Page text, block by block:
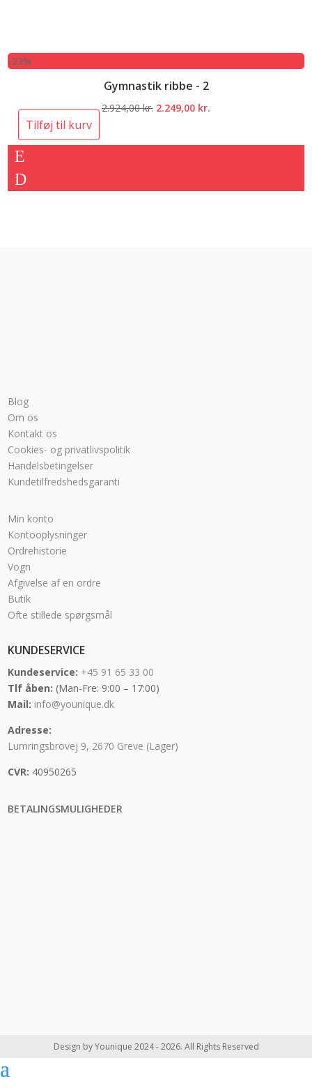
-23%
Gymnastik ribbe - 2
2.924,00kr. Den
2.249,00 kr.
Tilføj til kurv
Blog
Om os
Kontakt os
Cookies- og privatlivspolitik
Handelsbetingelser
Kundetilfredshedsgaranti
Min konto
Kontooplysninger
Ordrehistorie
Vogn
Afgivelse af en ordre
Butik
Ofte stillede spørgsmål
KUNDESERVICE
Kundeservice: +45 91 65 33 00
Tlf åben: (Man-Fre: 9:00 – 17:00)
Mail: info@younique.dk
Adresse:
Lumringsbrovej 9, 2670 Greve (Lager)
CVR: 40950265
BETALINGSMULIGHEDER
Design by Younique 2024 - 2026. All Rights Reserved